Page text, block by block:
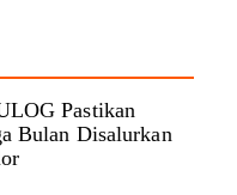
Pastikan
Bulan Disalurkan